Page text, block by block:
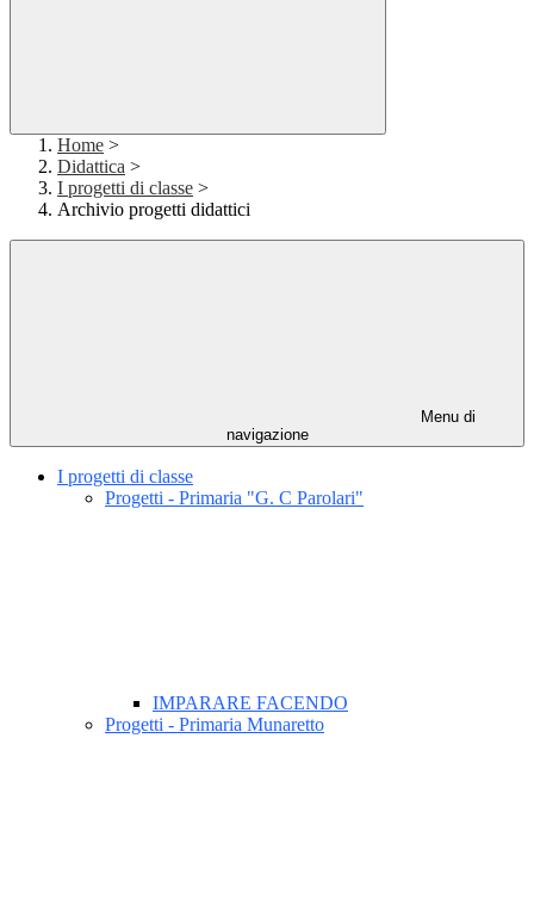
Home >
Didattica >
I progetti di classe >
Archivio progetti didattici
Menu di
navigazione
I progetti di classe
Progetti - Primaria "G. C Parolari"
IMPARARE FACENDO
Progetti - Primaria Munaretto